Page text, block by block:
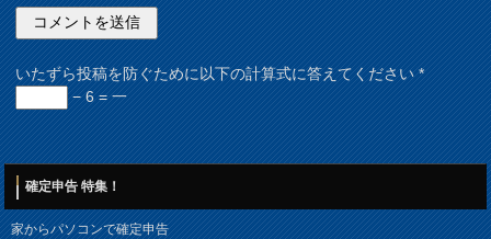
いたずら投稿を防ぐために以下の計算式に答えてください*
− 6 = 一
確定申告 特集！
家からパソコンで確定申告